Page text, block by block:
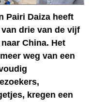
Pairi Daiza heeft
drie van de vijf
China. Het
weg van een
kregen een